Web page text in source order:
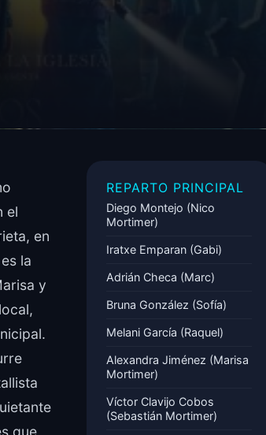
el
en
la
y
que
REPARTO PRINCIPAL
Diego Montejo (Nico
Mortimer)
Iratxe Emparan (Gabi)
Adrián Checa (Marc)
Bruna González (Sofía)
Melani García (Raquel)
Alexandra Jiménez (Marisa
Mortimer)
Víctor Clavijo Cobos
(Sebastián Mortimer)